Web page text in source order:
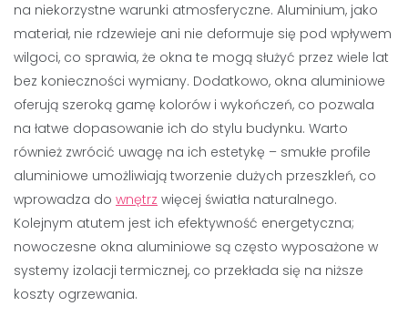
na niekorzystne warunki atmosferyczne. Aluminium, jako
materiał, nie rdzewieje ani nie deformuje się pod wpływem
wilgoci, co sprawia, że okna te mogą służyć przez wiele lat
bez konieczności wymiany. Dodatkowo, okna aluminiowe
oferują szeroką gamę kolorów i wykończeń, co pozwala
na łatwe dopasowanie ich do stylu budynku. Warto
również zwrócić uwagę na ich estetykę – smukłe profile
aluminiowe umożliwiają tworzenie dużych przeszkleń, co
wprowadza do wnętrz więcej światła naturalnego.
Kolejnym atutem jest ich efektywność energetyczna;
nowoczesne okna aluminiowe są często wyposażone w
systemy izolacji termicznej, co przekłada się na niższe
koszty ogrzewania.